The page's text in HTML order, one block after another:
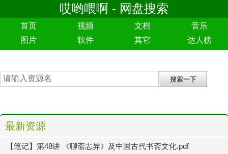
哎哟喂啊 - 网盘搜索
首页 视频 文档
音乐
图片
软件 其它 达人榜
最新资源
【笔记】第48讲 《聊斋志异》及中国古代书斋文化.pdf